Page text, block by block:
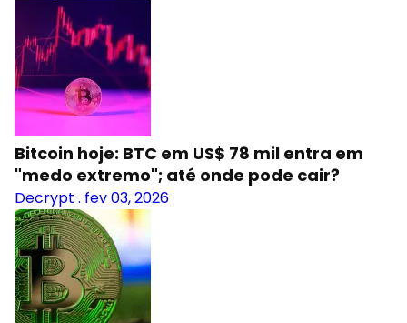
Bitcoin hoje: BTC em US$ 78 mil entra em
"medo extremo"; até onde pode cair?
Decrypt . fev 03, 2026